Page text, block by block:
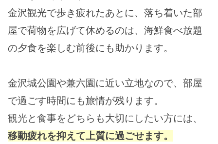
金沢観光で歩き疲れたあとに、落ち着いた部
屋で荷物を広げて休めるのは、海鮮食べ放題
の夕食を楽しむ前後にも助かります。
金沢城公園や兼六園に近い立地なので、部屋
で過ごす時間にも旅情が残ります。
観光と食事をどちらも大切にしたい方には、
移動疲れを抑えて上質に過ごせます。